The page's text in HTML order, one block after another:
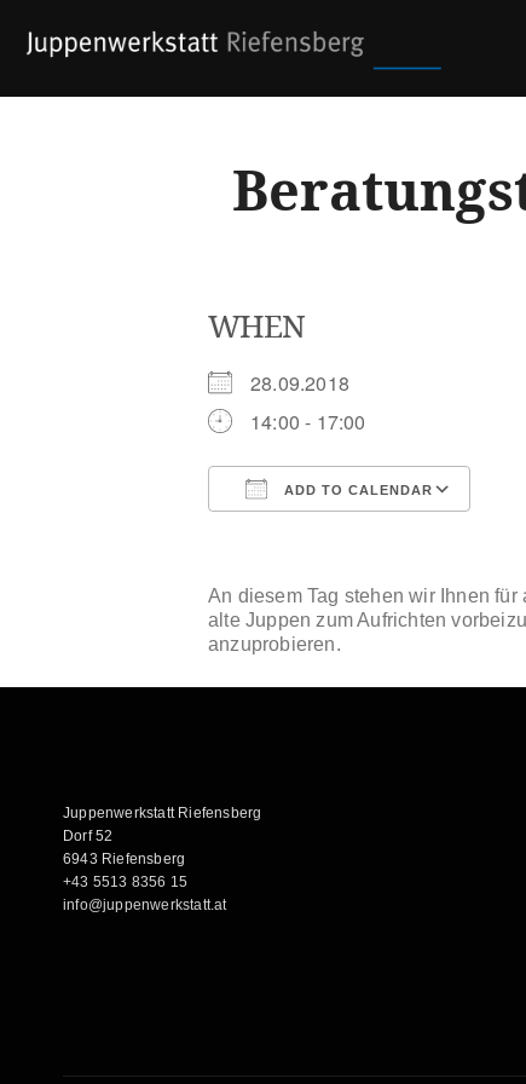
WHEN
28.09.2018
14:00 - 17:00
ADD TO CALENDAR
An diesem Tag stehen wir Ihnen
alte Juppen zum Aufrichten
anzuprobieren.
Juppenwerkstatt Riefensberg
Dorf 52
6943 Riefensberg
+43 5513 8356 15
info@juppenwerkstatt.at